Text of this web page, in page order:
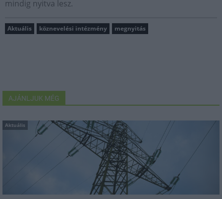
mindig nyitva lesz.
Aktuális köznevelési intézmény megnyitás
AJÁNLJUK MÉG
Aktuális